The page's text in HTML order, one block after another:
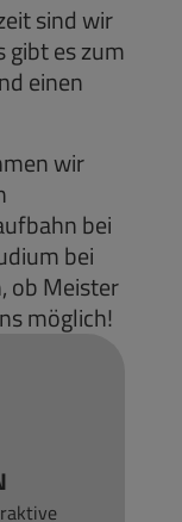
sind wir
gibt es zum
einen
wir
bei
bei
ob Meister
möglich!